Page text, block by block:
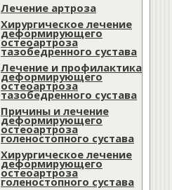
Лечение артроза
Хирургическое лечение
деформирующего
остеоартроза
тазобедренного сустава
Лечение и профилактика
деформирующего
остеоартроза
тазобедренного сустава
Причины и лечение
деформирующего
остеоартроза
голеностопного сустава
Хирургическое лечение
деформирующего
остеоартроза
голеностопного сустава